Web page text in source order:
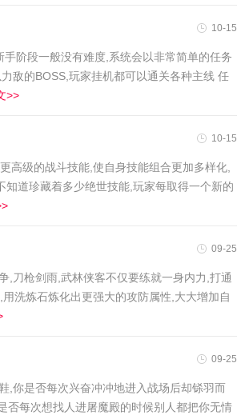
10-15
阶段一般没有难度,系统会以非常简单的任务
敌的BOSS,玩家挂机都可以通关各种主线 任
>>
10-15
高级的战斗技能,使自身技能组合更加多样化,
道珍藏着多少绝世技能,玩家每取得一个新的
09-25
,刀枪剑雨,武林侠客不仅要练就一身内力,打通
洗炼石炼化出更强大的攻防属性,大大增加自
09-25
,你是否每次兴奋冲冲地进入战场后却铩羽而
否每次想找人进屠魔殿的时候别人都把你无情